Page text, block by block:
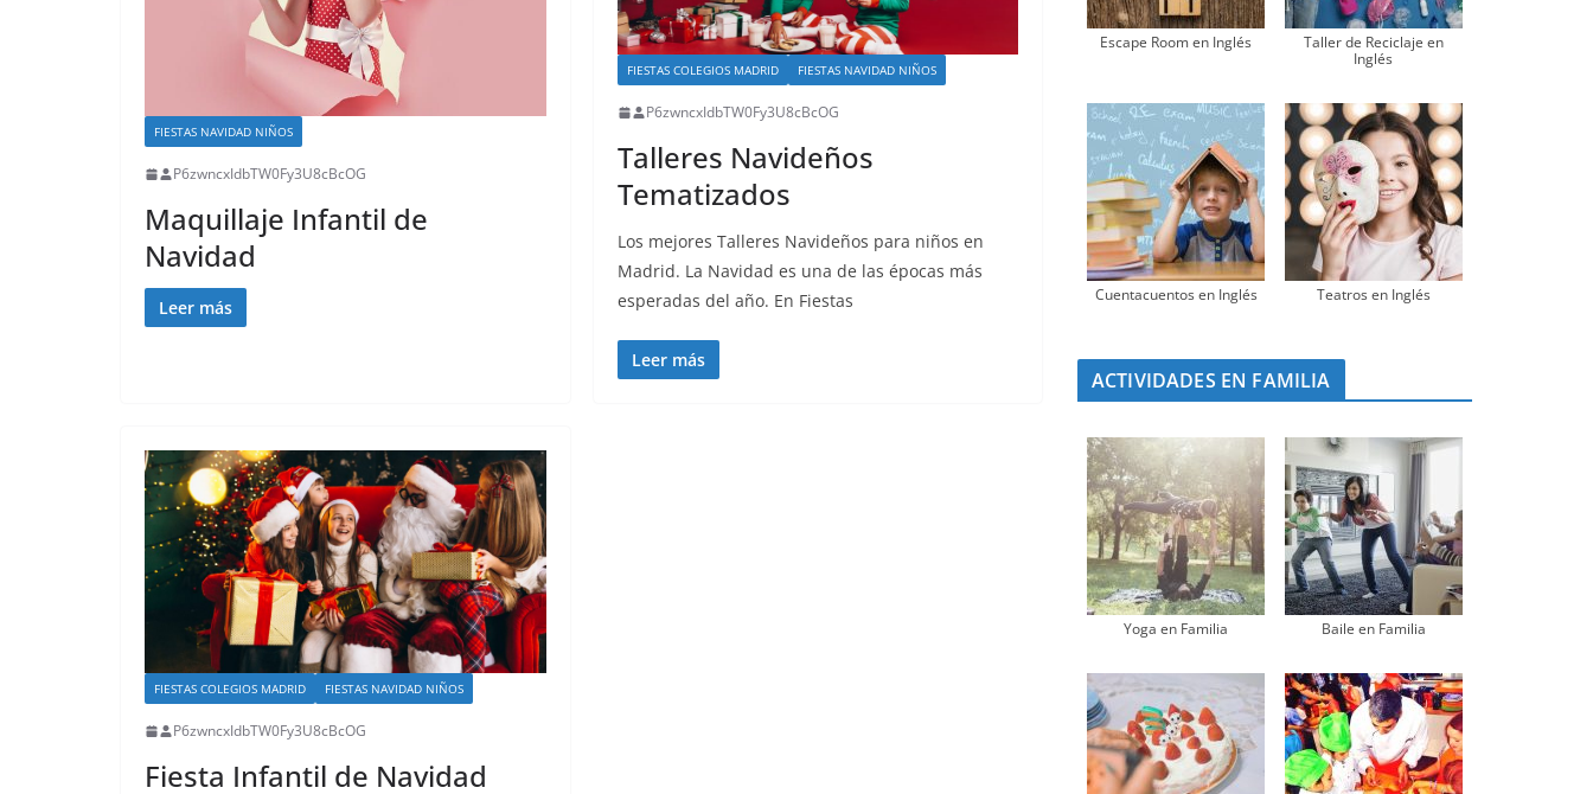
FIESTAS NAVIDAD NIÑOS
P6zwncxIdbTW0Fy3U8cBcOG
Maquillaje Infantil de
Navidad
Leer más
FIESTAS COLEGIOS MADRID FIESTAS NAVIDAD NIÑOS
P6zwncxIdbTW0Fy3U8cBcOG
Talleres Navideños
Tematizados
Los mejores Talleres Navideños para niños en
Madrid. La Navidad es una de las épocas más
esperadas del año. En Fiestas
Leer más
FIESTAS COLEGIOS MADRID FIESTAS NAVIDAD NIÑOS
P6zwncxIdbTW0Fy3U8cBcOG
Fiesta Infantil de Navidad
Escape Room en Inglés
Taller de Reciclaje en
Inglés
Cuentacuentos en Inglés Teatros en Inglés
ACTIVIDADES EN FAMILIA
Yoga en Familia Baile en Familia